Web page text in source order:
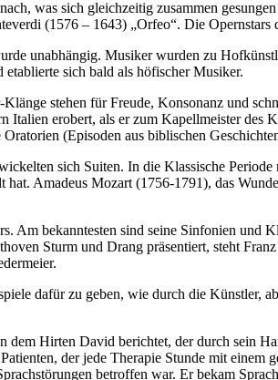
was sich gleichzeitig zusammen
(1576 – 1643) „Orfeo“. Die Opernstars
unabhängig. Musiker wurden zu
etablierte sich bald als höfischer Musiker.
stehen für Freude, Konsonanz und
Italien erobert, als er zum Kapellmeister
(Episoden aus biblischen
sich Suiten. In die Klassische
Amadeus Mozart (1756-1791), das
bekanntesten sind seine Sinfonien und
Sturm und Drang präsentiert, steht
dafür zu geben, wie durch die Künstler,
Hirten David berichtet, der durch sein
der jede Therapie Stunde mit
betroffen war. Er bekam